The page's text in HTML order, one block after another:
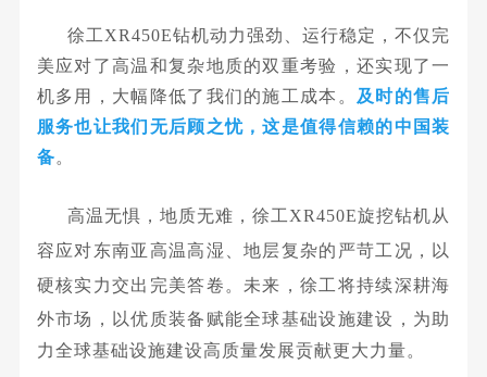
徐工XR450E钻机动力强劲、运行稳定，不仅完
美应对了高温和复杂地质的双重考验，还实现了一
机多用，大幅降低了我们的施工成本。 及时的售后
服务也让我们无后顾之忧，这是值得信赖的中国装
备。
高温无惧，地质无难，徐工XR450E旋挖钻机从
容应对东南亚高温高湿、地层复杂的严苛工况，以
硬核实力交出完美答卷。未来，徐工将持续深耕海
外市场，以优质装备赋能全球基础设施建设，为助
力全球基础设施建设高质量发展贡献更大力量。